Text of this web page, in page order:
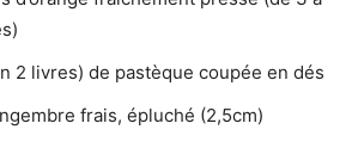
2 livres) de pastèque coupée en dés
frais, épluché (2,5cm)